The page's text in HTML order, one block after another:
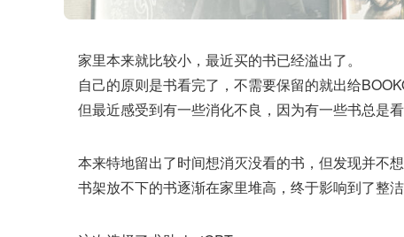
家里本来就比较小，最近买的书已经溢出了。
自己的原则是书看完了，不需要保留的就出给
但最近感受到有一些消化不良，因为有一些书总是看
本来特地留出了时间想消灭没看的书，但发现并不想
书架放不下的书逐渐在家里堆高，终于影响到了